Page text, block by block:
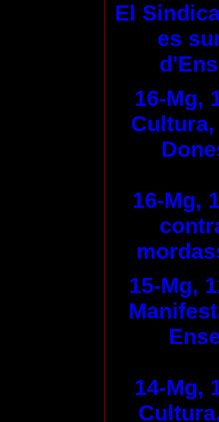
El
es
16-Mg,
16-Mg,
15-Mg,
14-Mg,